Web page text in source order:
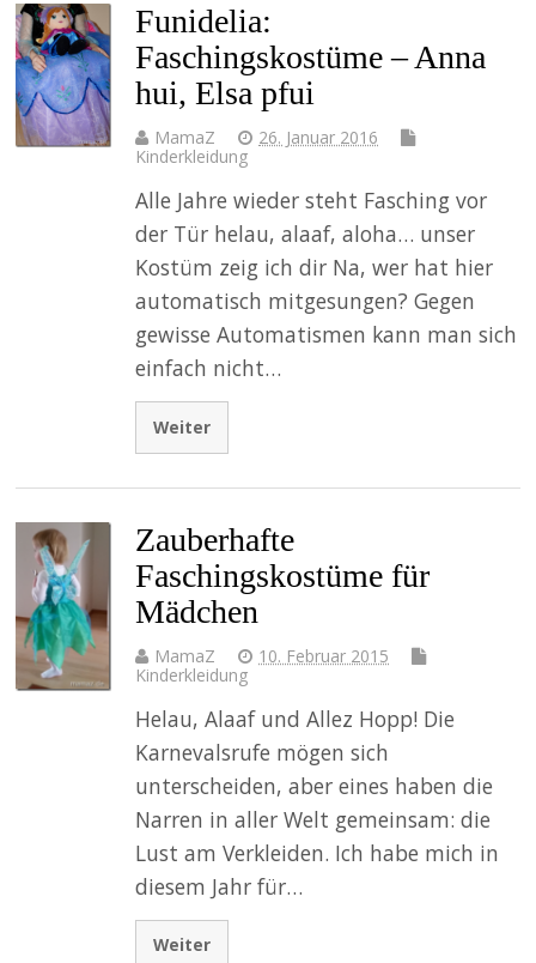
Funidelia:
Faschingskostüme – Anna
hui, Elsa pfui
MamaZ
26. Januar 2016
Kinderkleidung
Alle Jahre wieder steht Fasching vor
der Tür helau, alaaf, aloha… unser
Kostüm zeig ich dir Na, wer hat hier
automatisch mitgesungen? Gegen
gewisse Automatismen kann man sich
einfach nicht…
Weiter
Zauberhafte
Faschingskostüme für
Mädchen
MamaZ
10. Februar 2015
Kinderkleidung
Helau, Alaaf und Allez Hopp! Die
Karnevalsrufe mögen sich
unterscheiden, aber eines haben die
Narren in aller Welt gemeinsam: die
Lust am Verkleiden. Ich habe mich in
diesem Jahr für…
Weiter